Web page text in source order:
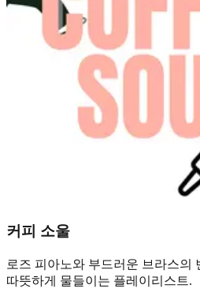
커피 소울
로즈 피아노와 부드러운 브라스의
따뜻하게 물들이는 플레이리스트.